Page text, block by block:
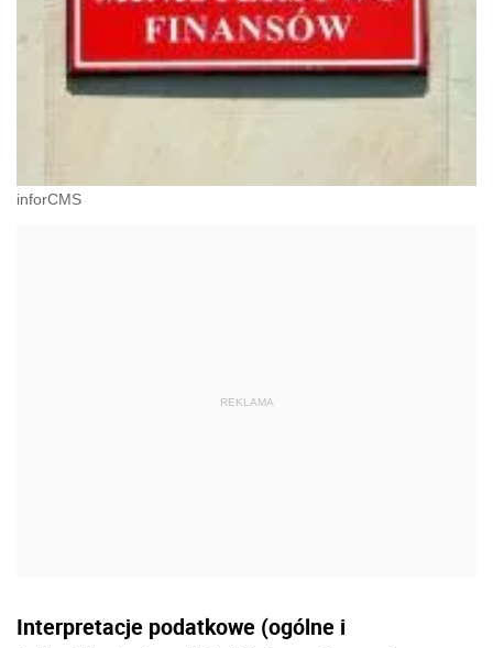
inforCMS
Interpretacje podatkowe (ogólne i